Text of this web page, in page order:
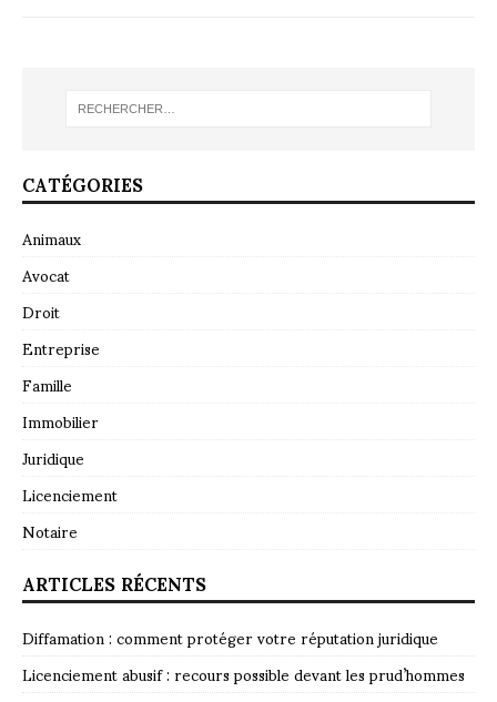
CATÉGORIES
Animaux
Avocat
Droit
Entreprise
Famille
Immobilier
Juridique
Licenciement
Notaire
ARTICLES RÉCENTS
Diffamation : comment protéger votre réputation juridique
Licenciement abusif : recours possible devant les prud’hommes